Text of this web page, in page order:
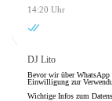
14:20 Uhr
DJ Lito
Bevor wir über WhatsApp
Einwilligung zur
Wichtige Infos zum